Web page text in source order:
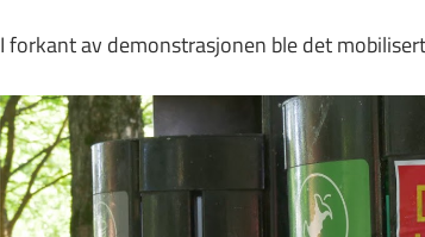
I forkant av demonstrasjonen ble det